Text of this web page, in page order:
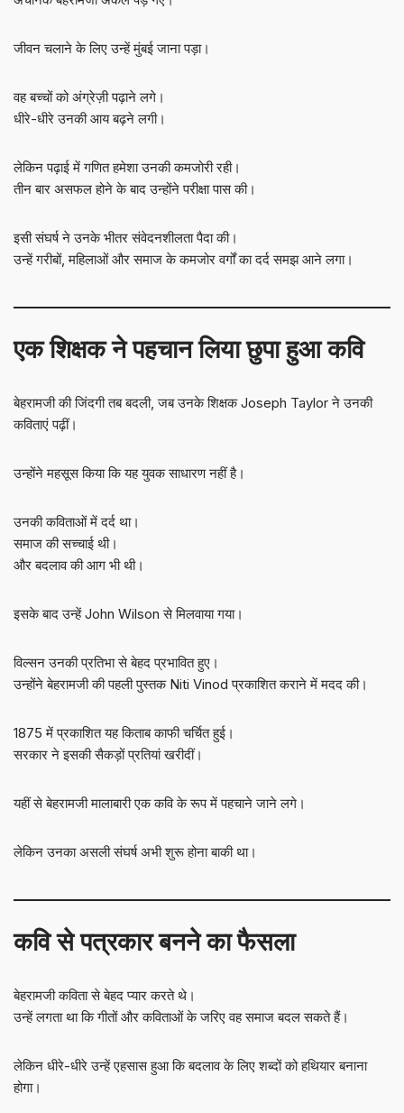
जीवन चलाने के लिए उन्हें मुंबई जाना पड़ा।
वह बच्चों को अंग्रेज़ी पढ़ाने लगे।
धीरे-धीरे उनकी आय बढ़ने लगी।
लेकिन पढ़ाई में गणित हमेशा उनकी कमजोरी रही।
तीन बार असफल होने के बाद उन्होंने परीक्षा पास की।
इसी संघर्ष ने उनके भीतर संवेदनशीलता पैदा की।
उन्हें गरीबों, महिलाओं और समाज के कमजोर वर्गों का दर्द समझ आने लगा।
एक शिक्षक ने पहचान लिया छुपा हुआ कवि
बेहरामजी की जिंदगी तब बदली, जब उनके शिक्षक Joseph Taylor ने उनकी
कविताएं पढ़ीं।
उन्होंने महसूस किया कि यह युवक साधारण नहीं है।
उनकी कविताओं में दर्द था।
समाज की सच्चाई थी।
और बदलाव की आग भी थी।
इसके बाद उन्हें John Wilson से मिलवाया गया।
विल्सन उनकी प्रतिभा से बेहद प्रभावित हुए।
उन्होंने बेहरामजी की पहली पुस्तक Niti Vinod प्रकाशित कराने में मदद की।
1875 में प्रकाशित यह किताब काफी चर्चित हुई।
सरकार ने इसकी सैकड़ों प्रतियां खरीदीं।
यहीं से बेहरामजी मालाबारी एक कवि के रूप में पहचाने जाने लगे।
लेकिन उनका असली संघर्ष अभी शुरू होना बाकी था।
कवि से पत्रकार बनने का फैसला
बेहरामजी कविता से बेहद प्यार करते थे।
उन्हें लगता था कि गीतों और कविताओं के जरिए वह समाज बदल सकते हैं।
लेकिन धीरे-धीरे उन्हें एहसास हुआ कि बदलाव के लिए शब्दों को हथियार बनाना
होगा।